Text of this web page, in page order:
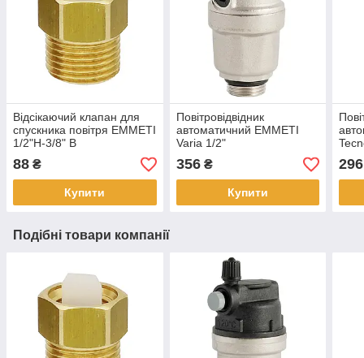
Відсікаючий клапан для
спускника повітря EMMETI
1/2"Н-3/8" В
88 ₴
Купити
Повітровідвідник
автоматичний EMMETI
Varia 1/2"
356₴
Купити
296
Подібні товари компанії